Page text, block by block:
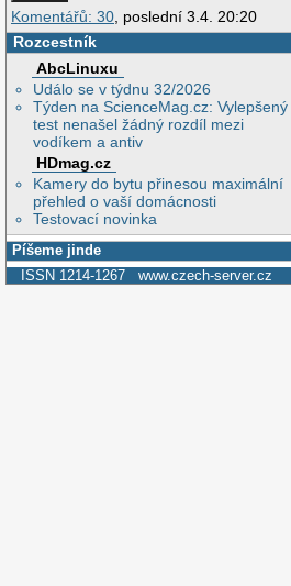
Komentářů: 30 , poslední 3.4. 20:20
Rozcestník
AbcLinuxu
Událo se v týdnu 32/2026
Týden na ScienceMag.cz: Vylepšený
test nenašel žádný rozdíl mezi
vodíkem a antiv
HDmag.cz
Kamery do bytu přinesou maximální
přehled o vaší domácnosti
Testovací novinka
Píšeme jinde
ISSN 1214-1267 www.czech-server.cz